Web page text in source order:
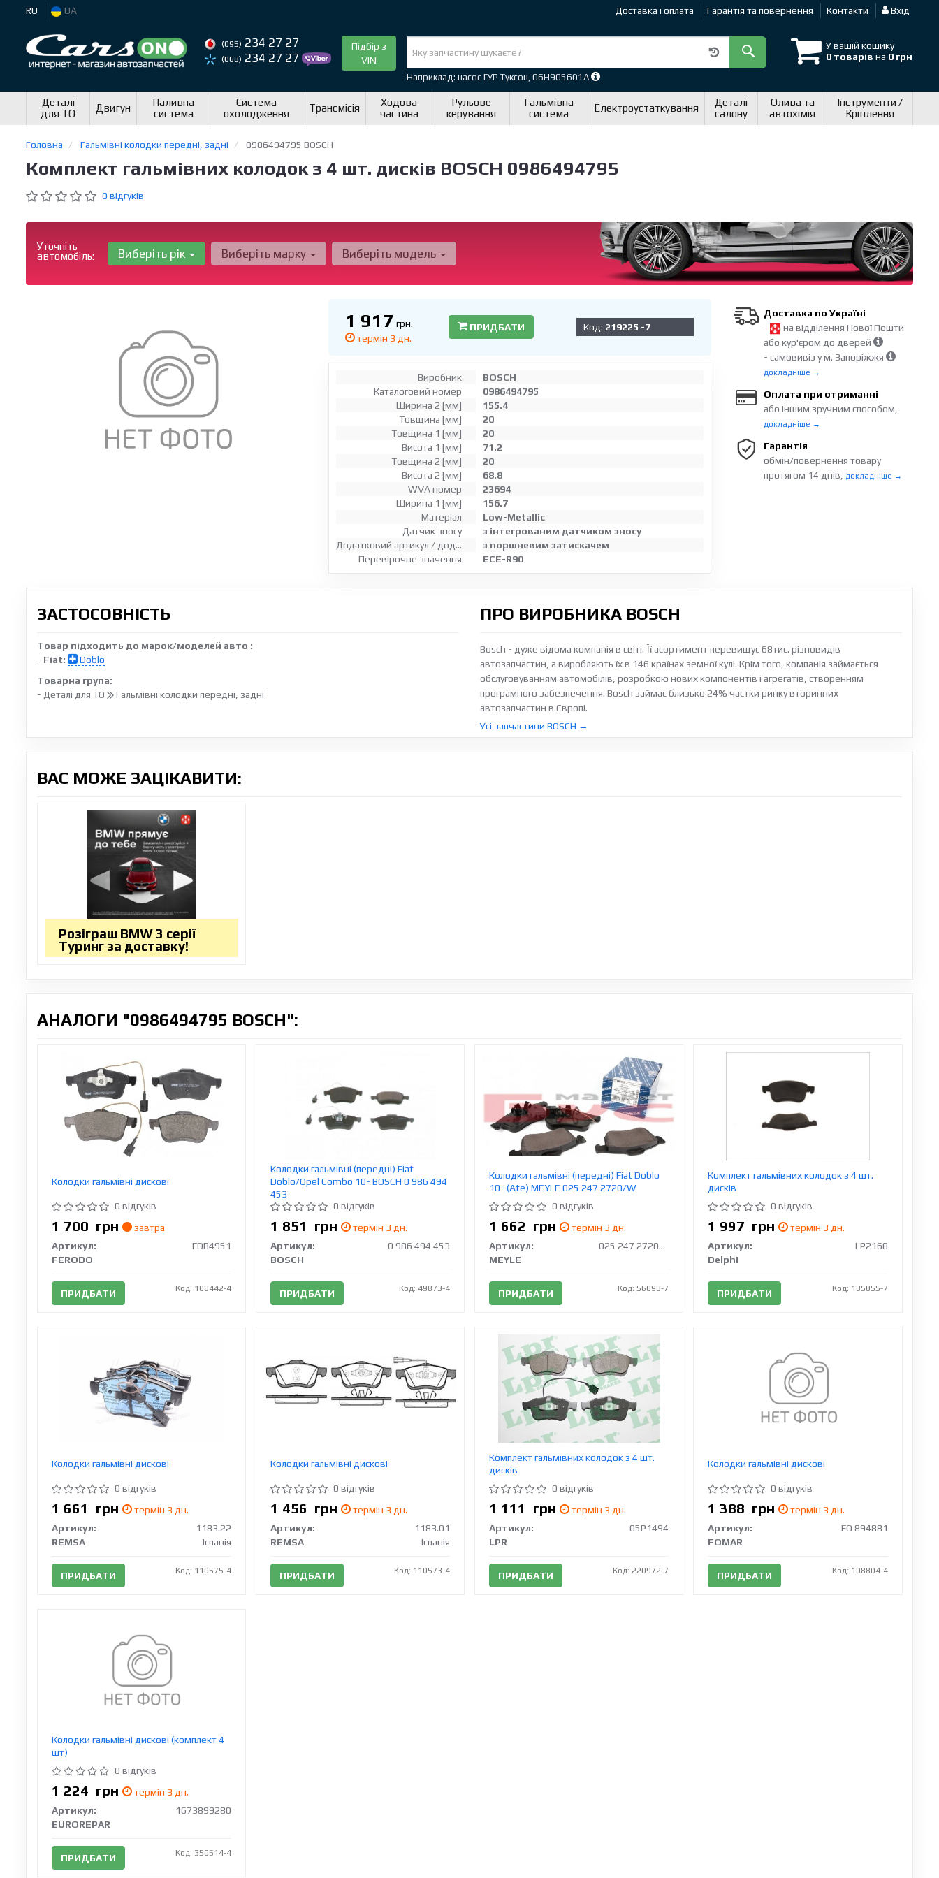
RU UA Доставка і оплата Гарантія та повернення Контакти Вхід
(095) 234 27 27
(068) 234 27 27
Підбір з
VIN
У вашій кошику
0 товарів на 0 грн
Наприклад: насос ГУР Туксон, 06H905601A
Деталі
для ТО
Двигун
Паливна
система
Система
охолодження
Трансмісія
Ходова
частина
Рульове
керування
Гальмівна
система
Електроустаткування
Деталі
салону
Олива та
автохімія
Інструменти /
Кріплення
Головна Гальмівні колодки передні, задні 0986494795 BOSCH
Комплект гальмівних колодок з 4 шт. дисків BOSCH 0986494795
0 відгуків
Уточніть
автомобіль:
Виберіть рік Виберіть марку Виберіть модель
1 917 грн.
термін 3 дн.
ПРИДБАТИ Код: 219225 -7
Виробник
BOSCH
Каталоговий номер
0986494795
Ширина 2 [мм]
155.4
Товщина [мм]
20
Товщина 1 [мм]
20
Висота 1 [мм]
71.2
Товщина 2 [мм]
20
Висота 2 [мм]
68.8
WVA номер
23694
Ширина 1 [мм]
156.7
Матеріал
Low-Metallic
Датчик зносу
з інтегрованим датчиком зносу
Додатковий артикул / додаткова інформація 2
з поршневим затискачем
Перевірочне значення
ECE-R90
Доставка по Україні
-
на відділення Нової Пошти
або кур'єром до дверей
- самовивіз у м. Запоріжжя
докладніше →
Оплата при отриманні
або іншим зручним способом,
докладніше →
Гарантія
обмін/повернення товару
протягом 14 днів,
докладніше →
ЗАСТОСОВНІСТЬ
Товар підходить до марок/моделей авто :
- Fiat:
Doblo
Товарна група:
- Деталі для ТО
Гальмівні колодки передні, задні
ПРО ВИРОБНИКА BOSCH
Bosch - дуже відома компанія в світі. Її асортимент перевищує 68тис. різновидів
автозапчастин, а виробляють їх в 146 країнах земної кулі. Крім того, компанія займається
обслуговуванням автомобілів, розробкою нових компонентів і агрегатів, створенням
програмного забезпечення. Bosch займає близько 24% частки ринку вторинних
автозапчастин в Європі.
Усі запчастини BOSCH →
ВАС МОЖЕ ЗАЦІКАВИТИ:
Розіграш BMW 3 серії
Туринг за доставку!
АНАЛОГИ "0986494795 BOSCH":
Колодки гальмівні дискові
0 відгуків
1 700 грн
завтра
Артикул:
FDB4951
FERODO
ПРИДБАТИ Код: 108442-4
Колодки гальмівні (передні) Fiat
Doblo/Opel Combo 10- BOSCH 0 986 494
453
0 відгуків
1 851 грн
термін 3 дн.
Артикул:
0 986 494 453
BOSCH
ПРИДБАТИ Код: 49873-4
Колодки гальмівні (передні) Fiat Doblo
10- (Ate) MEYLE 025 247 2720/W
0 відгуків
1 662 грн
термін 3 дн.
Артикул:
025 247 2720/W
MEYLE
ПРИДБАТИ Код: 56098-7
Комплект гальмівних колодок з 4 шт.
дисків
0 відгуків
1 997 грн
термін 3 дн.
Артикул:
LP2168
Delphi
ПРИДБАТИ Код: 185855-7
Колодки гальмівні дискові
0 відгуків
1 661 грн
термін 3 дн.
Артикул:
1183.22
REMSA
Іспанія
ПРИДБАТИ Код: 110575-4
Колодки гальмівні дискові
0 відгуків
1 456 грн
термін 3 дн.
Артикул:
1183.01
REMSA
Іспанія
ПРИДБАТИ Код: 110573-4
Комплект гальмівних колодок з 4 шт.
дисків
0 відгуків
1 111 грн
термін 3 дн.
Артикул:
05P1494
LPR
ПРИДБАТИ Код: 220972-7
Колодки гальмівні дискові
0 відгуків
1 388 грн
термін 3 дн.
Артикул:
FO 894881
FOMAR
ПРИДБАТИ Код: 108804-4
Колодки гальмівні дискові (комплект 4
шт)
0 відгуків
1 224 грн
термін 3 дн.
Артикул:
1673899280
EUROREPAR
ПРИДБАТИ Код: 350514-4